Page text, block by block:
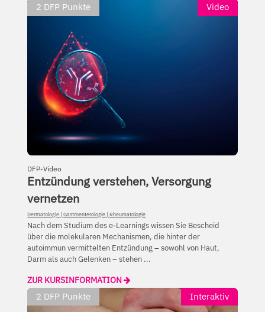
2 DFP Punkte Video
DFP-Video
Entzündung verstehen, Versorgung
vernetzen
Dermatologie |Gastroenterologie |Rheumatologie
Nach dem Studium des e-Learnings wissen Sie Bescheid
über die molekularen Mechanismen, die hinter der
autoimmun vermittelten Entzündung – sowohl von Haut,
Darm als auch Gelenken – stehen ...
ZUR KURSINFORMATION
2 DFP Punkte Interaktiv